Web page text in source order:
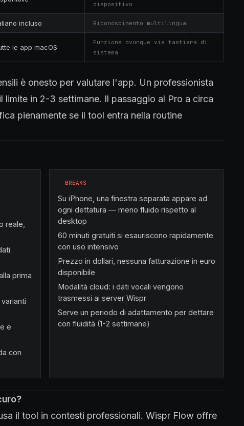
dispositivo
incluso Riconoscimento multilingua
le app macOS
Funziona ovunque via tastiera di
sistema
è onesto per valutare l'app. Un professionista
limite in 2-3 settimane. Il passaggio al Pro a circa
pienamente se il tool entra nella routine
reale,
prima
e
con
− BREAKS
Su iPhone, una finestra separata appare ad
ogni dettatura — meno fluido rispetto al
desktop
60 minuti gratuiti si esauriscono rapidamente
con uso intensivo
Prezzo in dollari, nessuna fatturazione in euro
disponibile
Modalità cloud: i dati vocali vengono
trasmessi ai server Wispr
Serve un periodo di adattamento per dettare
con fluidità (1-2 settimane)
il tool in contesti professionali. Wispr Flow offre